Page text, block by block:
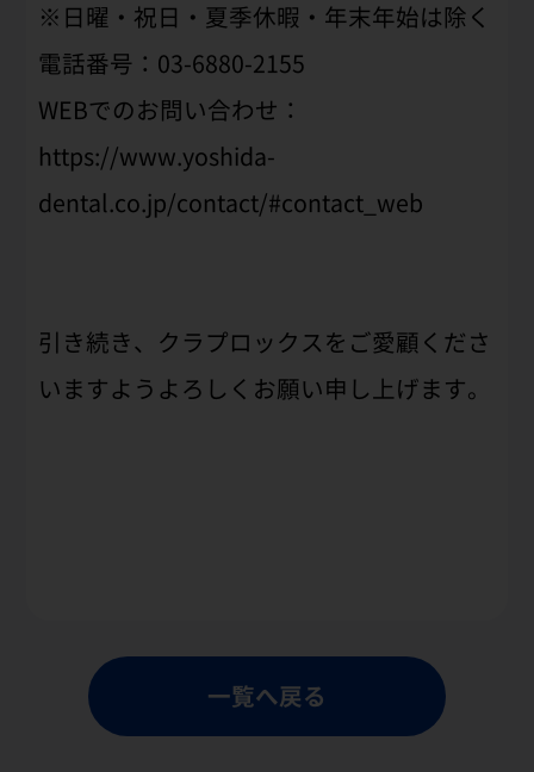
※日曜・祝日・夏季休暇・年末年始は除く
電話番号：03-6880-2155
WEBでのお問い合わせ：
https://www.yoshida-
dental.co.jp/contact/#contact_web
引き続き、クラプロックスをご愛顧くださ
いますようよろしくお願い申し上げます。
一覧へ戻る